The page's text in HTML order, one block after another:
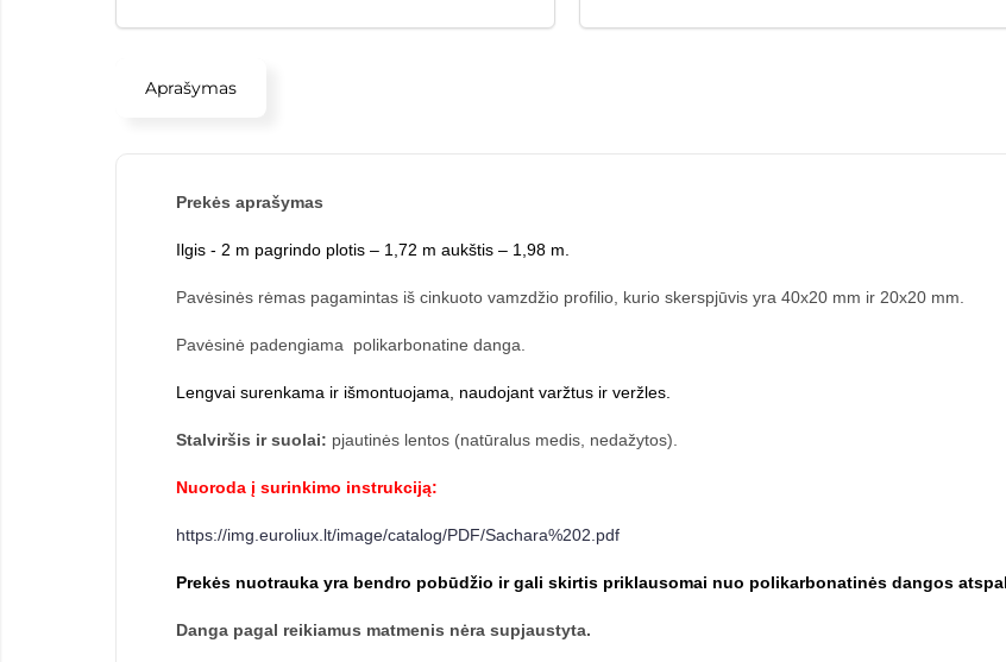
Aprašymas
Prekės aprašymas
Ilgis - 2 m pagrindo plotis – 1,72 m aukštis – 1,98 m.
Pavėsinės rėmas pagamintas iš cinkuoto vamzdžio profilio, kurio skerspjūvis yra 40x20 mm ir 20x20 mm.
Pavėsinė padengiama polikarbonatine danga.
Lengvai surenkama ir išmontuojama, naudojant varžtus ir veržles.
Stalviršis ir suolai: pjautinės lentos (natūralus medis, nedažytos).
Nuoroda į surinkimo instrukciją:
https://img.euroliux.lt/image/catalog/PDF/Sachara%202.pdf
Prekės nuotrauka yra bendro pobūdžio ir gali skirtis priklausomai nuo polikarbonatinės dangos
Danga pagal reikiamus matmenis nėra supjaustyta.